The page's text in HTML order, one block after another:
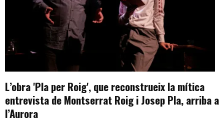
L’obra 'Pla per Roig', que reconstrueix la mítica
entrevista de Montserrat Roig i Josep Pla, arriba a
l’Aurora